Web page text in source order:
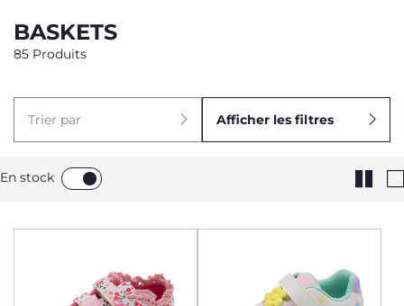
BASKETS
85 Produits
Trier par Afficher les filtres
En stock